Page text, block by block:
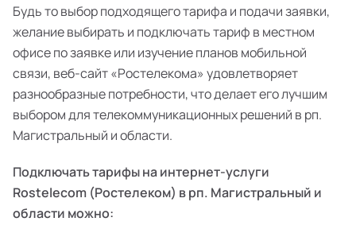
Будь то выбор подходящего тарифа и подачи заявки,
желание выбирать и подключать тариф в местном
офисе по заявке или изучение планов мобильной
связи, веб-сайт «Ростелекома» удовлетворяет
разнообразные потребности, что делает его лучшим
выбором для телекоммуникационных решений в рп.
Магистральный и области.
Подключать тарифы на интернет-услуги
Rostelecom (Ростелеком) в рп. Магистральный и
области можно: